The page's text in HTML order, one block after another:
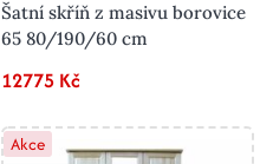
Šatní skříň z masivu borovice
65 80/190/60 cm
12775 Kč
Akce